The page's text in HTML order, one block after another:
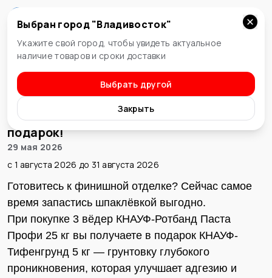
Владивосток
Выбран город "Владивосток"
Укажите свой город, чтобы увидеть актуальное
наличие товаров и сроки доставки
Выбрать другой
Закрыть
Вернуться
Грунтовка КНАУФ-Тифенгрунд — в
подарок!
29 мая 2026
c 1 августа 2026 до 31 августа 2026
Готовитесь к финишной отделке? Сейчас самое
время запастись шпаклёвкой выгодно.
При покупке 3 вёдер КНАУФ-Ротбанд Паста
Профи 25 кг вы получаете в подарок КНАУФ-
Тифенгрунд 5 кг — грунтовку глубокого
проникновения, которая улучшает адгезию и